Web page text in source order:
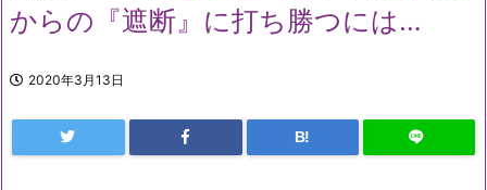
からの『遮断』に打ち勝つには…
2020年3月13日
B!